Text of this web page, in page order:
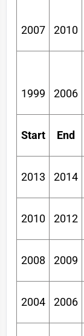
2007 2010
1999 2006
Start End
2013 2014
2010 2012
2008 2009
2004 2006